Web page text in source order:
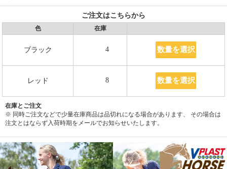
ご注文はこちらから
色 在庫
ブラック 4 数量を選択
レッド 8 数量を選択
在庫とご注文
※ 同時ご注文などで少量在庫商品は品切れになる場合があります、 その場合は
注文とはならず入荷時期をメールでお知らせいたします。